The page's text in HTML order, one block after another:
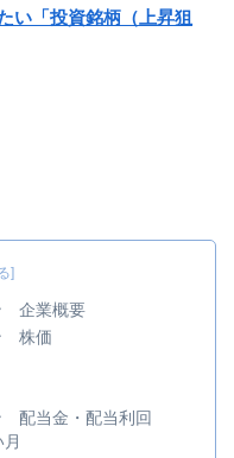
い「投資銘柄（上昇狙
企業概要
株価
配当金・配当利回